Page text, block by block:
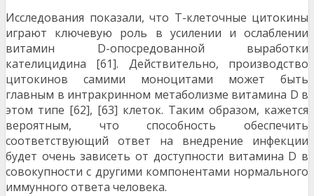
Исследования показали, что Т-клеточные цитокины
играют ключевую роль в усилении и ослаблении
витамин D-опосредованной выработки
кателицидина [61]. Действительно, производство
цитокинов самими моноцитами может быть
главным в интракринном метаболизме витамина D в
этом типе [62], [63] клеток. Таким образом, кажется
вероятным, что способность обеспечить
соответствующий ответ на внедрение инфекции
будет очень зависеть от доступности витамина D в
совокупности с другими компонентами нормального
иммунного ответа человека.